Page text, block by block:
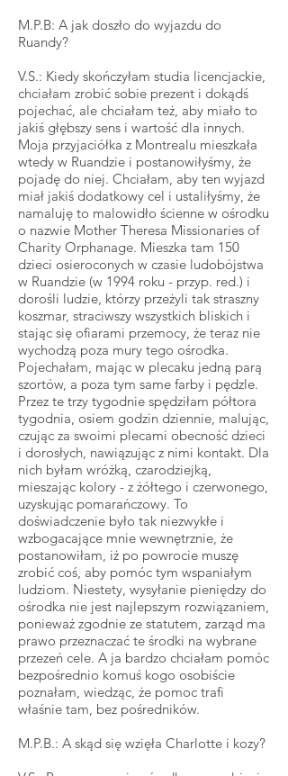
M.P.B: A jak doszło do wyjazdu do
Ruandy?
V.S.: Kiedy skończyłam studia licencjackie,
chciałam zrobić sobie prezent i dokądś
pojechać, ale chciałam też, aby miało to
jakiś głębszy sens i wartość dla innych.
Moja przyjaciółka z Montrealu mieszkała
wtedy w Ruandzie i postanowiłyśmy, że
pojadę do niej. Chciałam, aby ten wyjazd
miał jakiś dodatkowy cel i ustaliłyśmy, że
namaluję to malowidło ścienne w ośrodku
o nazwie Mother Theresa Missionaries of
Charity Orphanage. Mieszka tam 150
dzieci osieroconych w czasie ludobójstwa
w Ruandzie (w 1994 roku - przyp. red.) i
dorośli ludzie, którzy przeżyli tak straszny
koszmar, straciwszy wszystkich bliskich i
stając się ofiarami przemocy, że teraz nie
wychodzą poza mury tego ośrodka.
Pojechałam, mając w plecaku jedną parą
szortów, a poza tym same farby i pędzle.
Przez te trzy tygodnie spędziłam półtora
tygodnia, osiem godzin dziennie, malując,
czując za swoimi plecami obecność dzieci
i dorosłych, nawiązując z nimi kontakt. Dla
nich byłam wróżką, czarodziejką,
mieszając kolory - z żółtego i czerwonego,
uzyskując pomarańczowy. To
doświadczenie było tak niezwykłe i
wzbogacające mnie wewnętrznie, że
postanowiłam, iż po powrocie muszę
zrobić coś, aby pomóc tym wspaniałym
ludziom. Niestety, wysyłanie pieniędzy do
ośrodka nie jest najlepszym rozwiązaniem,
ponieważ zgodnie ze statutem, zarząd ma
prawo przeznaczać te środki na wybrane
przezeń cele. A ja bardzo chciałam pomóc
bezpośrednio komuś kogo osobiście
poznałam, wiedząc, że pomoc trafi
właśnie tam, bez pośredników.
M.P.B.: A skąd się wzięła Charlotte i kozy?